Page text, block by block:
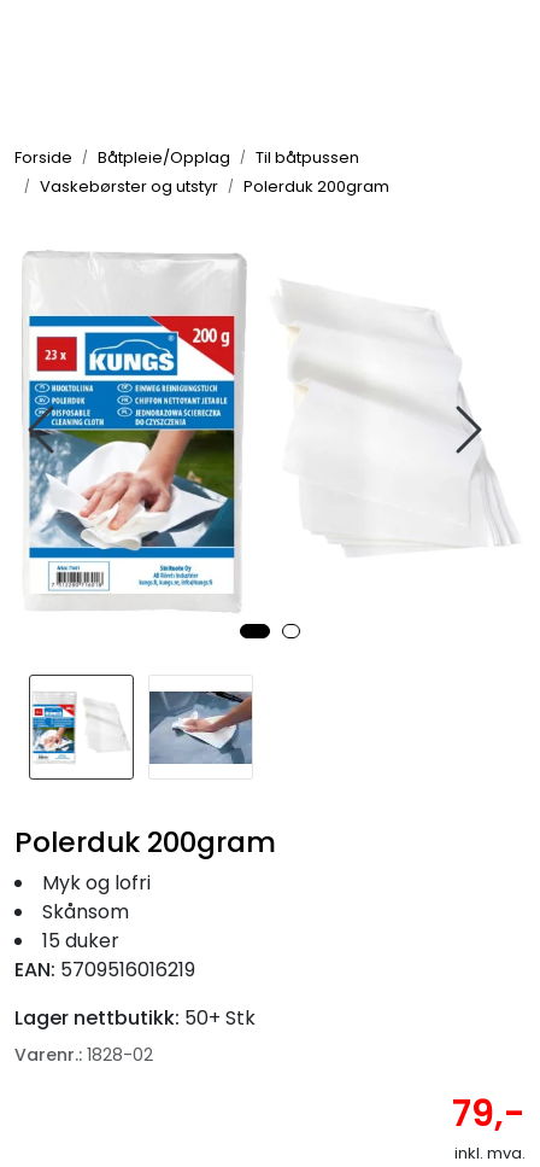
Forside Båtpleie/Opplag
Til båtpussen
Vaskebørster og utstyr
Polerduk 200gram
Polerduk 200gram
Myk og lofri
Skånsom
15 duker
EAN: 5709516016219
Lager nettbutikk: 50+ Stk
Varenr.: 1828-02
79,-
inkl. mva.
Elektrisk
Bygg/Innredning
Komfort
VVS
Motor/Styring
Fortøyning
Fritid/Sikkerhet
Båtpleie/Opplag
Seil
Nyheter